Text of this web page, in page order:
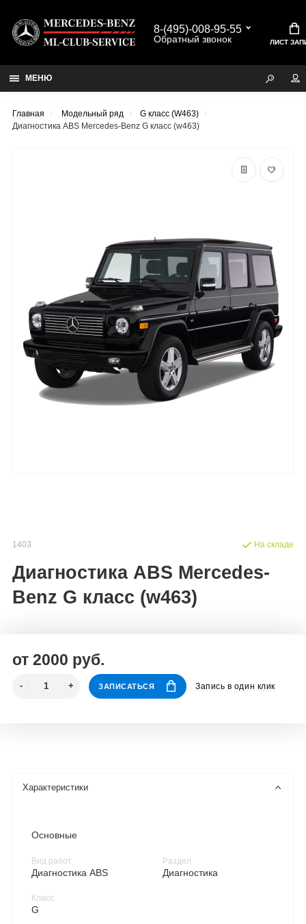
8-(495)-008-95-55
Обратный звонок ЛИСТ
МЕНЮ
Главная Модельный ряд
G класс (W463)
Диагностика ABS Mercedes-Benz G класс (w463)
1403
Диагностика ABS Mercedes-
Benz G класс (w463)
На складе
от 2000 руб.
ЗАПИСАТЬСЯ Запись в один клик
Характеристики
Основные
Вид работ
Диагностика ABS
Класс
G
Раздел
Диагностика